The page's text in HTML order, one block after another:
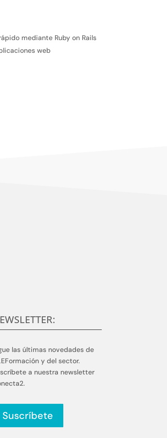
mediante Ruby on Rails
web
las últimas novedades de
y del sector.
a nuestra newsletter
Suscríbete